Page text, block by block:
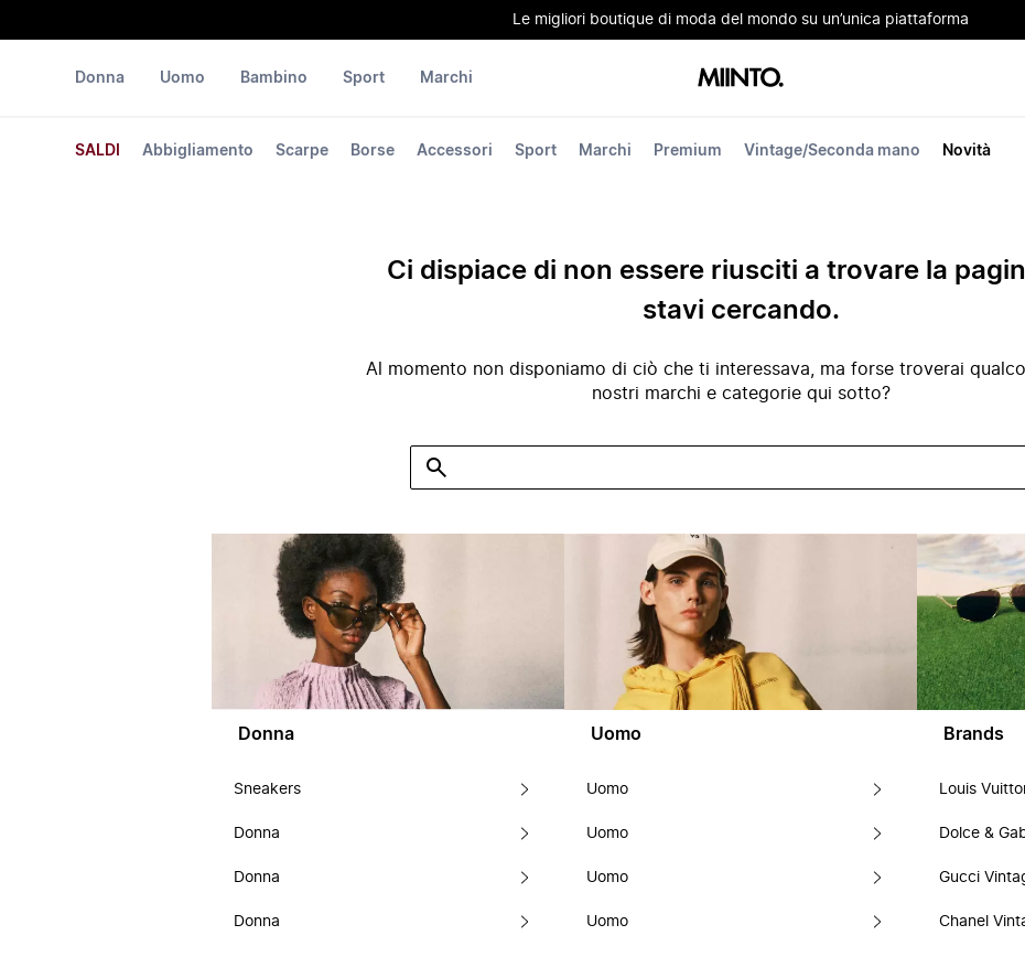
Le migliori boutique di moda del mondo su un’unica piattaforma
Donna
SALDI Abbigliamento Scarpe Borse Accessori Sport Marchi Premium Vintage/Seconda mano Novità
Uomo Bambino Sport Marchi
Ci dispiace di non essere riusciti a trovare la
stavi cercando.
Al momento non disponiamo di ciò che ti interessava, ma forse troverai
nostri marchi e categorie qui sotto?
Donna
Sneakers
Donna
Donna
Donna
Uomo
Uomo
Uomo
Uomo
Uomo
Brands
Louis
Dolce &
Gucci
Chanel